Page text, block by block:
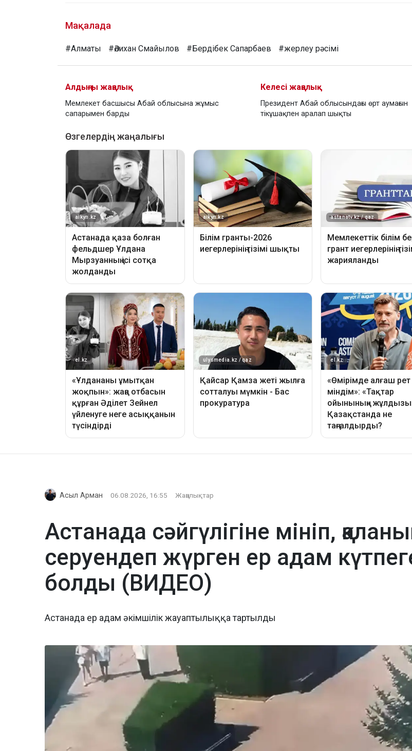
Мақалада
#Алматы #Әлихан Смайылов #Бердібек Сапарбаев #жерлеу рәсімі
Алдыңғы жаңалық
Мемлекет басшысы Абай облысына жұмыс
сапарымен барды
Келесі жаңалық
Президент Абай облысындағы өрт аумағын
тікұшақпен аралап шықты
Асыл Арман 06.08.2026, 16:55 Жаңалықтар
Астанада сәйгүлігіне мініп,
серуендеп жүрген ер адам
болды (ВИДЕО)
Астанада ер адам әкімшілік жауаптылыққа тартылды